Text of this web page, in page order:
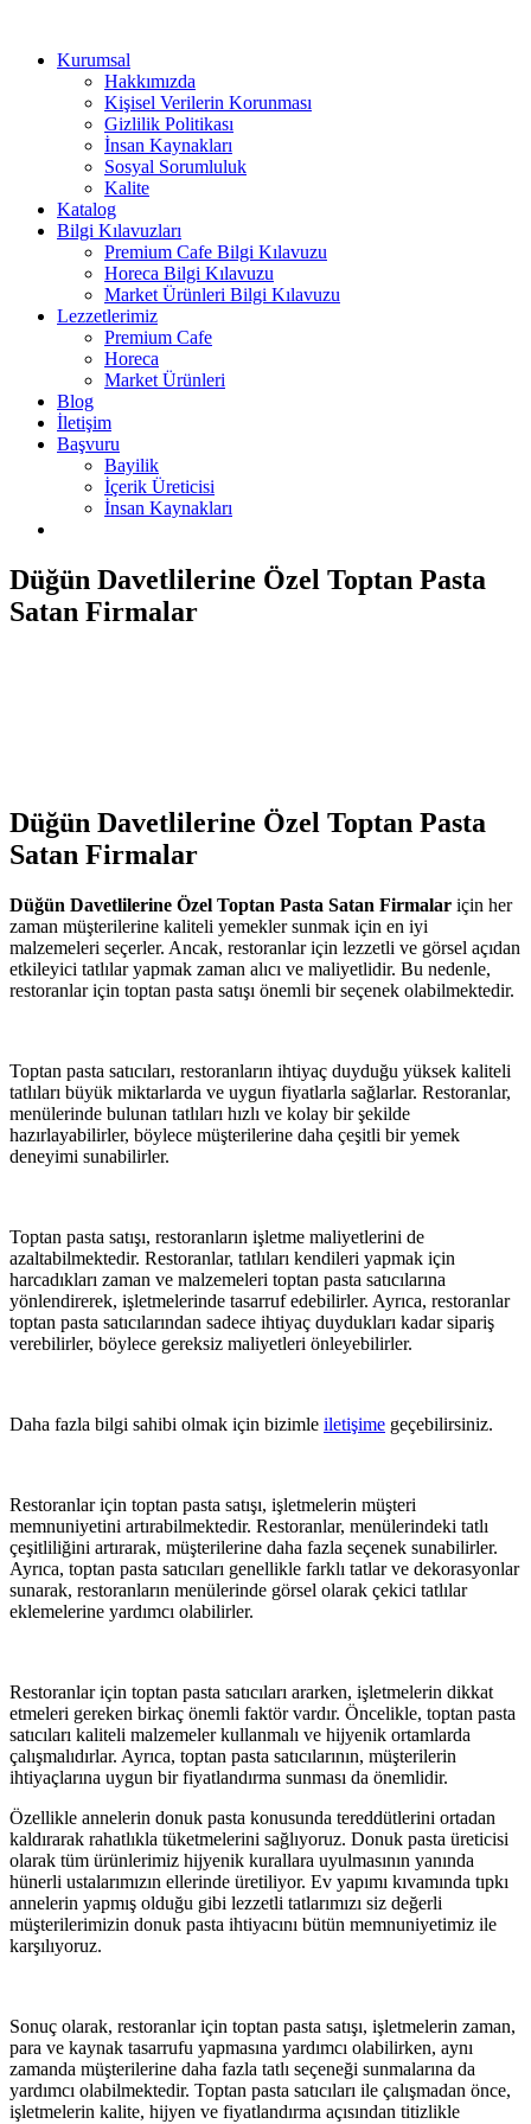
Kurumsal
Hakkımızda
Kişisel Verilerin Korunması
Gizlilik Politikası
İnsan Kaynakları
Sosyal Sorumluluk
Kalite
Katalog
Bilgi Kılavuzları
Premium Cafe Bilgi Kılavuzu
Horeca Bilgi Kılavuzu
Market Ürünleri Bilgi Kılavuzu
Lezzetlerimiz
Premium Cafe
Horeca
Market Ürünleri
Blog
İletişim
Başvuru
Bayilik
İçerik Üreticisi
İnsan Kaynakları
Düğün Davetlilerine Özel Toptan Pasta
Satan Firmalar
Düğün Davetlilerine Özel Toptan Pasta
Satan Firmalar
Düğün Davetlilerine Özel Toptan Pasta Satan Firmalar için her
zaman müşterilerine kaliteli yemekler sunmak için en iyi
malzemeleri seçerler. Ancak, restoranlar için lezzetli ve görsel açıdan
etkileyici tatlılar yapmak zaman alıcı ve maliyetlidir. Bu nedenle,
restoranlar için toptan pasta satışı önemli bir seçenek olabilmektedir.
Toptan pasta satıcıları, restoranların ihtiyaç duyduğu yüksek kaliteli
tatlıları büyük miktarlarda ve uygun fiyatlarla sağlarlar. Restoranlar,
menülerinde bulunan tatlıları hızlı ve kolay bir şekilde
hazırlayabilirler, böylece müşterilerine daha çeşitli bir yemek
deneyimi sunabilirler.
Toptan pasta satışı, restoranların işletme maliyetlerini de
azaltabilmektedir. Restoranlar, tatlıları kendileri yapmak için
harcadıkları zaman ve malzemeleri toptan pasta satıcılarına
yönlendirerek, işletmelerinde tasarruf edebilirler. Ayrıca, restoranlar
toptan pasta satıcılarından sadece ihtiyaç duydukları kadar sipariş
verebilirler, böylece gereksiz maliyetleri önleyebilirler.
Daha fazla bilgi sahibi olmak için bizimle iletişime geçebilirsiniz.
Restoranlar için toptan pasta satışı, işletmelerin müşteri
memnuniyetini artırabilmektedir. Restoranlar, menülerindeki tatlı
çeşitliliğini artırarak, müşterilerine daha fazla seçenek sunabilirler.
Ayrıca, toptan pasta satıcıları genellikle farklı tatlar ve dekorasyonlar
sunarak, restoranların menülerinde görsel olarak çekici tatlılar
eklemelerine yardımcı olabilirler.
Restoranlar için toptan pasta satıcıları ararken, işletmelerin dikkat
etmeleri gereken birkaç önemli faktör vardır. Öncelikle, toptan pasta
satıcıları kaliteli malzemeler kullanmalı ve hijyenik ortamlarda
çalışmalıdırlar. Ayrıca, toptan pasta satıcılarının, müşterilerin
ihtiyaçlarına uygun bir fiyatlandırma sunması da önemlidir.
Özellikle annelerin donuk pasta konusunda tereddütlerini ortadan
kaldırarak rahatlıkla tüketmelerini sağlıyoruz. Donuk pasta üreticisi
olarak tüm ürünlerimiz hijyenik kurallara uyulmasının yanında
hünerli ustalarımızın ellerinde üretiliyor. Ev yapımı kıvamında tıpkı
annelerin yapmış olduğu gibi lezzetli tatlarımızı siz değerli
müşterilerimizin donuk pasta ihtiyacını bütün memnuniyetimiz ile
karşılıyoruz.
Sonuç olarak, restoranlar için toptan pasta satışı, işletmelerin zaman,
para ve kaynak tasarrufu yapmasına yardımcı olabilirken, aynı
zamanda müşterilerine daha fazla tatlı seçeneği sunmalarına da
yardımcı olabilmektedir. Toptan pasta satıcıları ile çalışmadan önce,
işletmelerin kalite, hijyen ve fiyatlandırma açısından titizlikle